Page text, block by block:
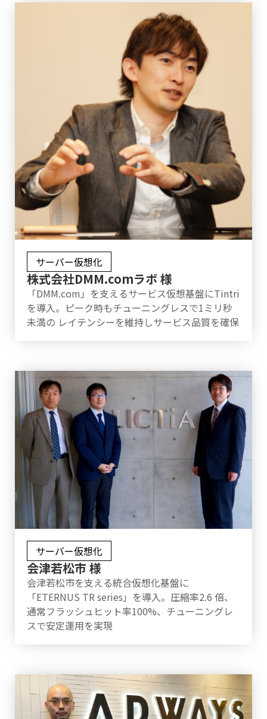
サーバー仮想化
株式会社DMM.comラボ 様
「DMM.com」を支えるサービス仮想基盤にTintri
を導入。ピーク時もチューニングレスで1ミリ秒
未満の レイテンシーを維持しサービス品質を確保
サーバー仮想化
会津若松市 様
会津若松市を支える統合仮想化基盤に
「ETERNUS TR series」を導入。圧縮率2.6 倍、
通常フラッシュヒット率100%、チューニングレ
スで安定運用を実現